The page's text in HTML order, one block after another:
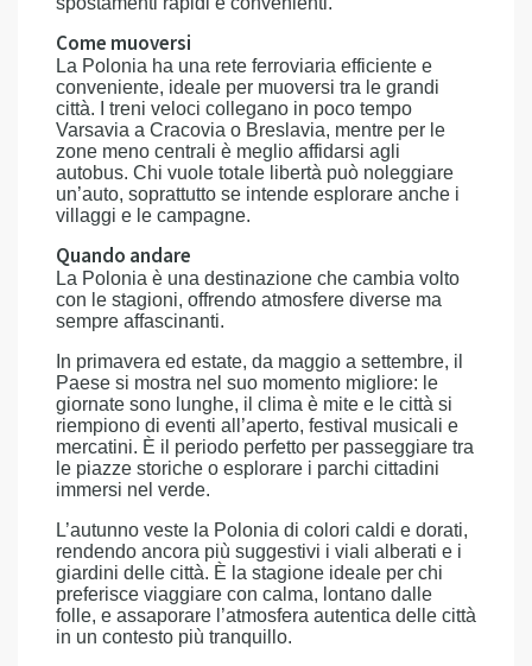
Come muoversi
La Polonia ha una rete ferroviaria efficiente e
conveniente, ideale per muoversi tra le grandi
città. I treni veloci collegano in poco tempo
Varsavia a Cracovia o Breslavia, mentre per le
zone meno centrali è meglio affidarsi agli
autobus. Chi vuole totale libertà può noleggiare
un’auto, soprattutto se intende esplorare anche i
villaggi e le campagne.
Quando andare
La Polonia è una destinazione che cambia volto
con le stagioni, offrendo atmosfere diverse ma
sempre affascinanti.
In primavera ed estate, da maggio a settembre, il
Paese si mostra nel suo momento migliore: le
giornate sono lunghe, il clima è mite e le città si
riempiono di eventi all’aperto, festival musicali e
mercatini. È il periodo perfetto per passeggiare tra
le piazze storiche o esplorare i parchi cittadini
immersi nel verde.
L’autunno veste la Polonia di colori caldi e dorati,
rendendo ancora più suggestivi i viali alberati e i
giardini delle città. È la stagione ideale per chi
preferisce viaggiare con calma, lontano dalle
folle, e assaporare l’atmosfera autentica delle città
in un contesto più tranquillo.